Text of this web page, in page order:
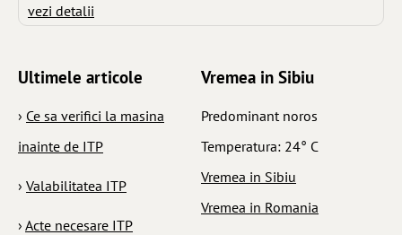
vezi detalii
Ultimele articole
› Ce sa verifici la masina
inainte de ITP
› Valabilitatea ITP
› Acte necesare ITP
Vremea in Sibiu
Predominant noros
Temperatura: 24° C
Vremea in Sibiu
Vremea in Romania